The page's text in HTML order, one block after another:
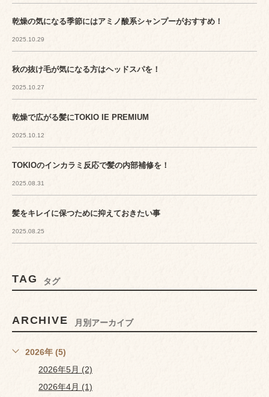
乾燥の気になる季節にはアミノ酸系シャンプーがおすすめ！
2025.10.29
秋の抜け毛が気になる方はヘッドスパを！
2025.10.27
乾燥で広がる髪にTOKIO IE PREMIUM
2025.10.12
TOKIOのインカラミ反応で髪の内部補修を！
2025.08.31
髪をキレイに保つために抑えておきたい事
2025.08.25
TAG タグ
ARCHIVE 月別アーカイブ
2026年 (5)
2026年5月 (2)
2026年4月 (1)